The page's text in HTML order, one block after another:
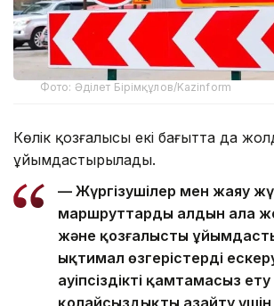
Фото: Әділет Бірімқұлов/Kazinform
Көлік қозғалысы екі бағытта да
ұйымдастырылады.
— Жүргізушілер мен жаяу
маршруттарды алдын ала
және қозғалысты
ықтимал өзгерістерді
Қауіпсіздікті қамтамасыз